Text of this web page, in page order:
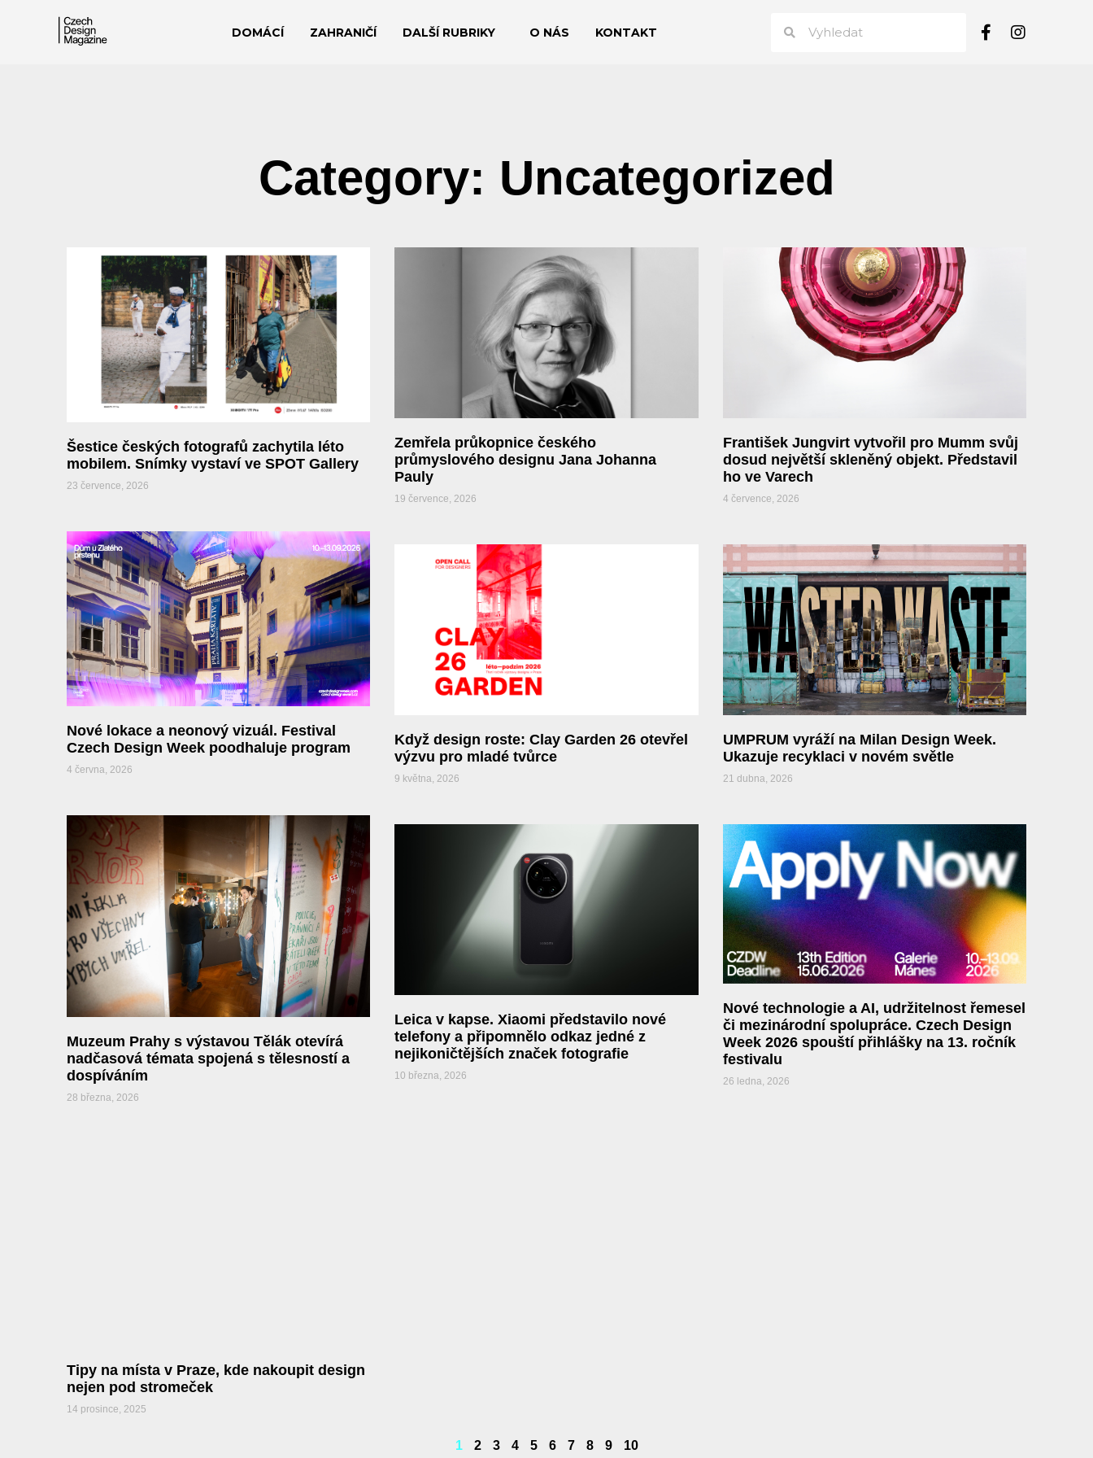
DOMÁCÍ ZAHRANIČÍ DALŠÍ RUBRIKY O NÁS KONTAKT
Category: Uncategorized
Šestice českých fotografů zachytila léto
mobilem. Snímky vystaví ve SPOT Gallery
23 července, 2026
Zemřela průkopnice českého
průmyslového designu Jana Johanna
Pauly
19 července, 2026
František Jungvirt vytvořil pro Mumm svůj
dosud největší skleněný objekt. Představil
ho ve Varech
4 července, 2026
Nové lokace a neonový vizuál. Festival
Czech Design Week poodhaluje program
4 června, 2026
Když design roste: Clay Garden 26 otevřel
výzvu pro mladé tvůrce
9 května, 2026
UMPRUM vyráží na Milan Design Week.
Ukazuje recyklaci v novém světle
21 dubna, 2026
Muzeum Prahy s výstavou Tělák otevírá
nadčasová témata spojená s tělesností a
dospíváním
28 března, 2026
Leica v kapse. Xiaomi představilo nové
telefony a připomnělo odkaz jedné z
nejikoničtějších značek fotografie
10 března, 2026
Nové technologie a AI, udržitelnost řemesel
či mezinárodní spolupráce. Czech Design
Week 2026 spouští přihlášky na 13. ročník
festivalu
26 ledna, 2026
Tipy na místa v Praze, kde nakoupit design
nejen pod stromeček
14 prosince, 2025
1 2 3 4 5 6 7 8 9 10